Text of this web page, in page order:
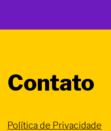
Contato
Política de Privacidade